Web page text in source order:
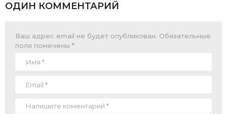
ОДИН КОММЕНТАРИЙ
Ваш адрес email не будет опубликован. Обязательные
поля помечены *